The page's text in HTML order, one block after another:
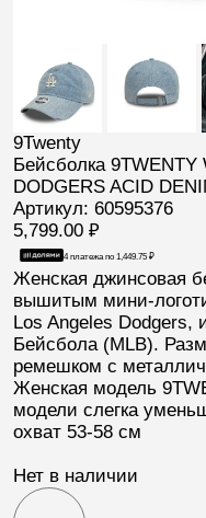
9Twenty
Бейсболка 9TWENTY
DODGERS ACID
Артикул: 60595376
5,799.00 ₽
4 платежа по 1,449.75 ₽
Женская джинсовая
вышитым мини-
Los Angeles Dodgers,
Бейсбола (MLB).
ремешком с
Женская модель
модели слегка
охват 53-58 см
Нет в наличии